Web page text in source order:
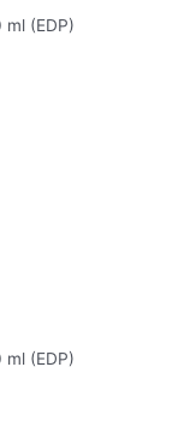
(EDP)
(EDP)